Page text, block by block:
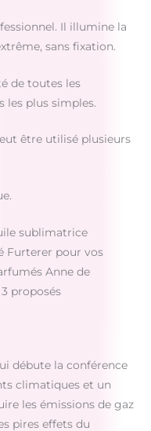
Il illumine la
sans fixation.
de toutes les
les plus simples.
être utilisé plusieurs
sublimatrice
Furterer pour vos
Anne de
proposés
débute la conférence
climatiques et un
les émissions de gaz
pires effets du